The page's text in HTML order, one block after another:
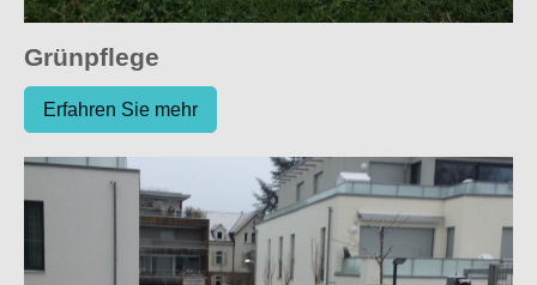
Grünpflege
Erfahren Sie mehr